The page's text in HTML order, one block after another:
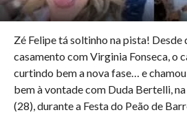
Zé Felipe tá soltinho na pista! Desde
casamento com Virginia Fonseca, o
curtindo bem a nova fase… e
bem à vontade com Duda Bertelli,
(28), durante a Festa do Peão de